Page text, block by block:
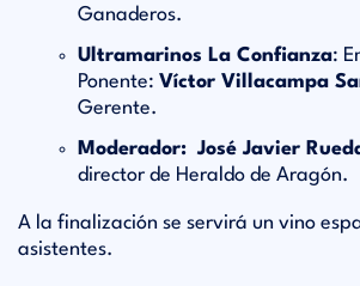
Ganaderos.
Ultramarinos La Confianza:
Ponente: Víctor Villacampa
Gerente.
Moderador: José Javier
director de Heraldo de Aragón.
A la finalización se servirá un vino
asistentes.